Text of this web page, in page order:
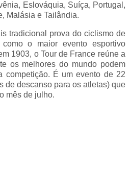
Eslováquia, Suíça, Portugal,
Malásia e Tailândia.
tradicional prova do ciclismo de
o maior evento esportivo
1903, o Tour de France reúne a
os melhores do mundo podem
competição. É um evento de 22
de descanso para os atletas) que
mês de julho.